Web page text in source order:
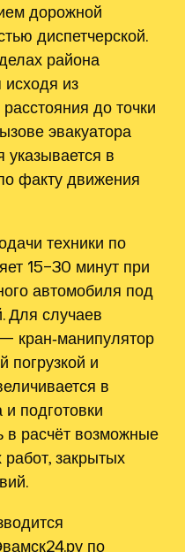
дорожной
диспетчерской.
района
исходя из
до точки
эвакуатора
указывается в
факту движения
техники по
15–30 минут при
автомобиля под
Для случаев
кран‑манипулятор
погрузкой и
в
подготовки
в расчёт возможные
закрытых
по